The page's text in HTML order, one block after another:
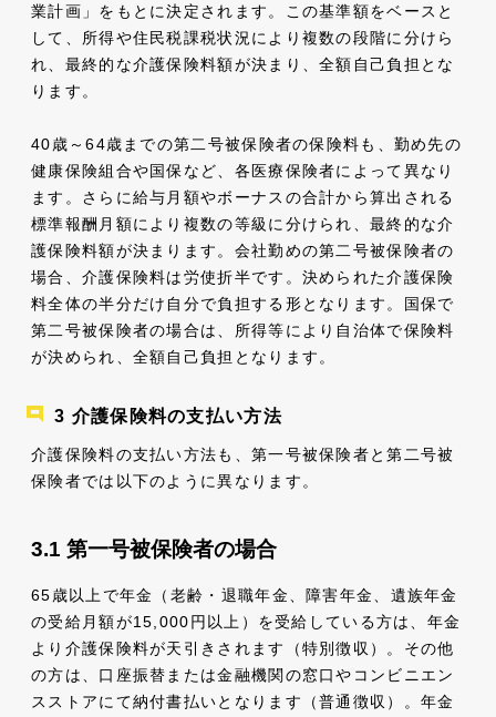
業計画」をもとに決定されます。この基準額をベースと
して、所得や住民税課税状況により複数の段階に分けら
れ、最終的な介護保険料額が決まり、全額自己負担とな
ります。
40歳～64歳までの第二号被保険者の保険料も、勤め先の
健康保険組合や国保など、各医療保険者によって異なり
ます。さらに給与月額やボーナスの合計から算出される
標準報酬月額により複数の等級に分けられ、最終的な介
護保険料額が決まります。会社勤めの第二号被保険者の
場合、介護保険料は労使折半です。決められた介護保険
料全体の半分だけ自分で負担する形となります。国保で
第二号被保険者の場合は、所得等により自治体で保険料
が決められ、全額自己負担となります。
介護保険料の支払い方法
介護保険料の支払い方法も、第一号被保険者と第二号被
保険者では以下のように異なります。
第一号被保険者の場合
65歳以上で年金（老齢・退職年金、障害年金、遺族年金
の受給月額が15,000円以上）を受給している方は、年金
より介護保険料が天引きされます（特別徴収）。その他
の方は、口座振替または金融機関の窓口やコンビニエン
スストアにて納付書払いとなります（普通徴収）。年金